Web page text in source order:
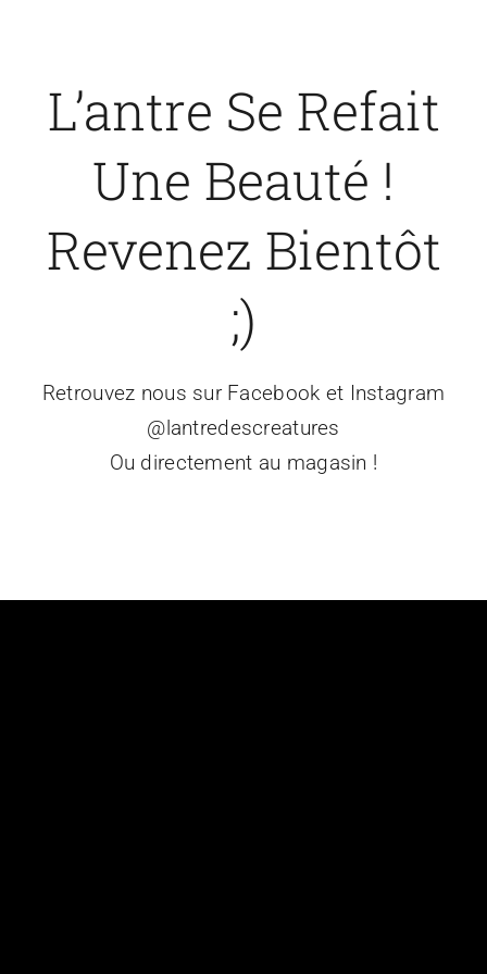
L’antre Se Refait
Une Beauté !
Revenez Bientôt
;)
Retrouvez nous sur Facebook et Instagram
@lantredescreatures
Ou directement au magasin !